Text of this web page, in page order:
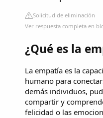
Solicitud de eliminación
Ver respuesta completa en
¿Qué es la
La empatía es la
humano para
demás individuos,
compartir y
felicidad o las